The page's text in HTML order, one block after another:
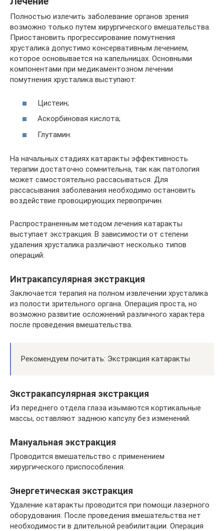
Полностью излечить заболевание органов зрения
возможно только путем хирургического вмешательства.
Приостановить прогрессирование помутнения
хрусталика допустимо консервативным лечением,
которое основывается на капельницах. Основными
компонентами при медикаментозном лечении
помутнения хрусталика выступают:
Цистеин;
Аскорбиновая кислота;
Глутамин.
На начальных стадиях катаракты эффективность
терапии достаточно сомнительна, так как патология
может самостоятельно рассасываться. Для
рассасывания заболевания необходимо остановить
воздействие провоцирующих первопричин.
Распространенным методом лечения катаракты
выступает экстракция. В зависимости от степени
удаления хрусталика различают несколько типов
операций:
Интракапсулярная экстракция
Заключается терапия на полном извлечении хрусталика
из полости зрительного органа. Операция проста, но
возможно развитие осложнений различного характера
после проведения вмешательства.
Рекомендуем почитать: Экстракция катаракты
Экстракапсулярная экстракция
Из переднего отдела глаза изымаются кортикальные
массы, оставляют заднюю капсулу без изменений.
Мануальная экстракция
Проводится вмешательство с применением
хирургического приспособления.
Энергетическая экстракция
Удаление катаракты проводится при помощи лазерного
оборудования. После проведения вмешательства нет
необходимости в длительной реабилитации. Операция